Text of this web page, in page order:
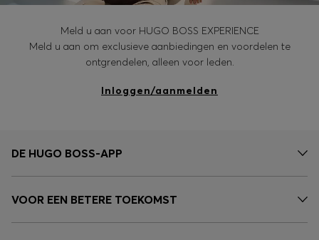
Meld u aan voor HUGO BOSS EXPERIENCE
Meld u aan om exclusieve aanbiedingen en voordelen te
ontgrendelen, alleen voor leden.
Inloggen/aanmelden
DE HUGO BOSS-APP
VOOR EEN BETERE TOEKOMST